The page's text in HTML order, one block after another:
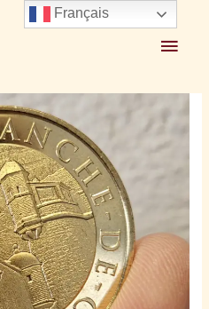
Nouvelle Monnaie de Paris 2024
Français